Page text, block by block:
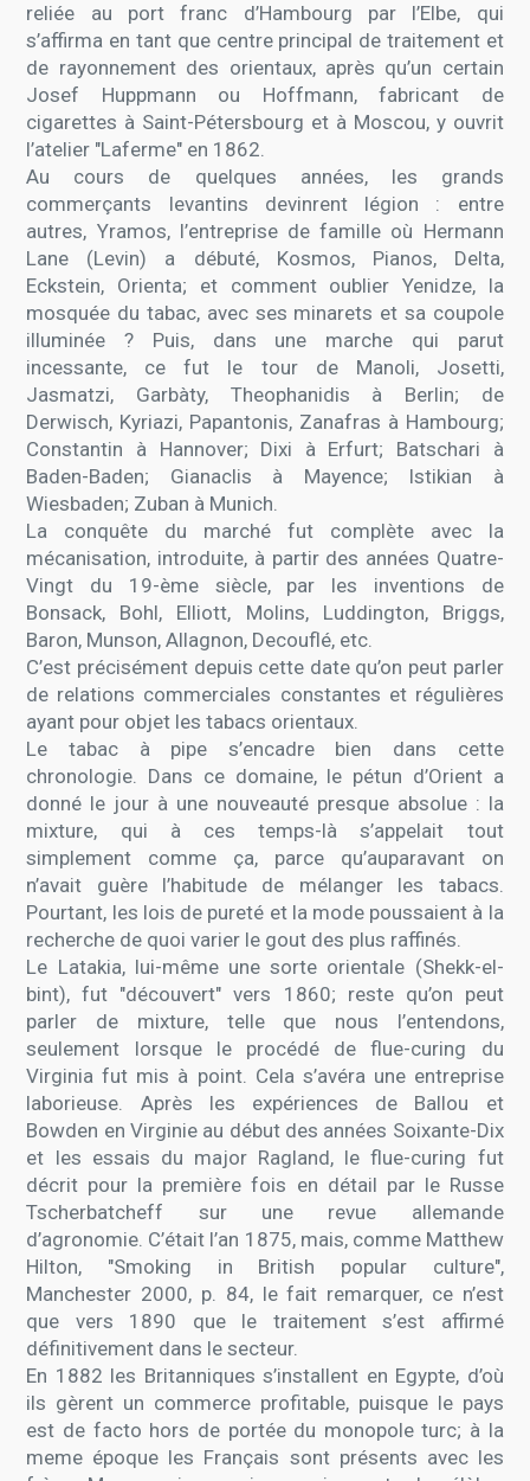
reliée au port franc d’Hambourg par l’Elbe, qui
s’affirma en tant que centre principal de traitement et
de rayonnement des orientaux, après qu’un certain
Josef Huppmann ou Hoffmann, fabricant de
cigarettes à Saint-Pétersbourg et à Moscou, y ouvrit
l’atelier "Laferme" en 1862.
Au cours de quelques années, les grands
commerçants levantins devinrent légion : entre
autres, Yramos, l’entreprise de famille où Hermann
Lane (Levin) a débuté, Kosmos, Pianos, Delta,
Eckstein, Orienta; et comment oublier Yenidze, la
mosquée du tabac, avec ses minarets et sa coupole
illuminée ? Puis, dans une marche qui parut
incessante, ce fut le tour de Manoli, Josetti,
Jasmatzi, Garbàty, Theophanidis à Berlin; de
Derwisch, Kyriazi, Papantonis, Zanafras à Hambourg;
Constantin à Hannover; Dixi à Erfurt; Batschari à
Baden-Baden; Gianaclis à Mayence; Istikian à
Wiesbaden; Zuban à Munich.
La conquête du marché fut complète avec la
mécanisation, introduite, à partir des années Quatre-
Vingt du 19-ème siècle, par les inventions de
Bonsack, Bohl, Elliott, Molins, Luddington, Briggs,
Baron, Munson, Allagnon, Decouflé, etc.
C’est précisément depuis cette date qu’on peut parler
de relations commerciales constantes et régulières
ayant pour objet les tabacs orientaux.
Le tabac à pipe s’encadre bien dans cette
chronologie. Dans ce domaine, le pétun d’Orient a
donné le jour à une nouveauté presque absolue : la
mixture, qui à ces temps-là s’appelait tout
simplement comme ça, parce qu’auparavant on
n’avait guère l’habitude de mélanger les tabacs.
Pourtant, les lois de pureté et la mode poussaient à la
recherche de quoi varier le gout des plus raffinés.
Le Latakia, lui-même une sorte orientale (Shekk-el-
bint), fut "découvert" vers 1860; reste qu’on peut
parler de mixture, telle que nous l’entendons,
seulement lorsque le procédé de flue-curing du
Virginia fut mis à point. Cela s’avéra une entreprise
laborieuse. Après les expériences de Ballou et
Bowden en Virginie au début des années Soixante-Dix
et les essais du major Ragland, le flue-curing fut
décrit pour la première fois en détail par le Russe
Tscherbatcheff sur une revue allemande
d’agronomie. C’était l’an 1875, mais, comme Matthew
Hilton, "Smoking in British popular culture",
Manchester 2000, p. 84, le fait remarquer, ce n’est
que vers 1890 que le traitement s’est affirmé
définitivement dans le secteur.
En 1882 les Britanniques s’installent en Egypte, d’où
ils gèrent un commerce profitable, puisque le pays
est de facto hors de portée du monopole turc; à la
meme époque les Français sont présents avec les